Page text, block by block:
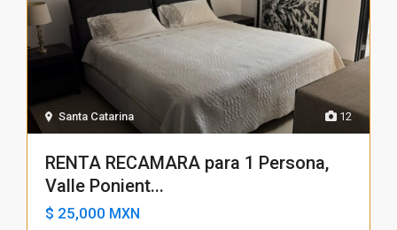
12
Santa Catarina
RENTA RECAMARA para 1 Persona,
Valle Ponient...
$ 25,000 MXN